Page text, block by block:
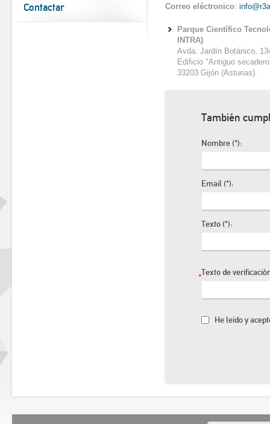
Contactar
Correo eléctronico:
Parque Científico
INTRA)
Avda. Jardín Botánico,
Edificio "Antiguo
33203 Gijón (Asturias).
También
Nombre (*):
Email (*):
Texto (*):
Texto de
He leido y